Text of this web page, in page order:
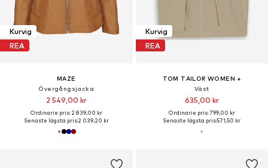
Kurvig
REA
MAZE
Övergångsjacka
2 549,00 kr
Ordinarie pris: 2 839,00 kr
Senaste lägsta pris:2 039,20 kr
Kurvig
REA
TOM TAILOR WOMEN +
Väst
635,00 kr
Ordinarie pris: 799,00 kr
Senaste lägsta pris:571,50 kr